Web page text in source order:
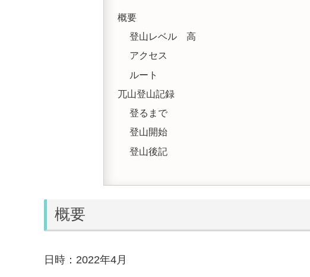
概要
登山レベル 高
アクセス
ルート
兀山登山記録
登るまで
登山開始
登山後記
概要
日時：2022年4月